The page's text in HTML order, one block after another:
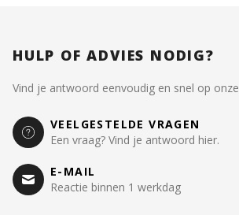
HULP OF ADVIES NODIG?
Vind je antwoord eenvoudig en snel op onze
VEELGESTELDE VRAGEN
Een vraag? Vind je antwoord hier.
E-MAIL
Reactie binnen 1 werkdag